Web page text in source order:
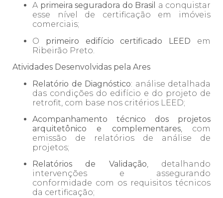
A primeira seguradora do Brasil
a conquistar
esse nível de certificação em imóveis
comerciais;
O primeiro edifício certificado LEED em
Ribeirão Preto.
Atividades Desenvolvidas pela Ares
Relatório de Diagnóstico: análise detalhada
das condições do edifício e do projeto de
retrofit, com base nos critérios LEED;
Acompanhamento técnico dos projetos
arquitetônico e complementares, com
emissão de relatórios de análise de
projetos;
Relatórios de Validação, detalhando
intervenções e assegurando
conformidade com os requisitos técnicos
da certificação;